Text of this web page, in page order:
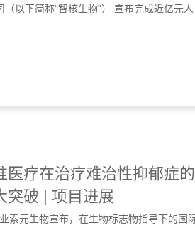
以下简称“智核生物”） 宣布完成近亿元人
医疗在治疗难治性抑郁症的
突破 | 项目进展
索元生物宣布，在生物标志物指导下的国